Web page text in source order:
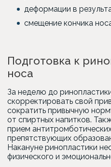
деформации в
смещение кончика
Подготовка к
носа
За неделю до
скорректировать свой
сократить привычную
от спиртных напитков.
прием
препятствующих
Накануне ринопластики
физического и